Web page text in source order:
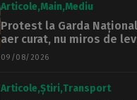
Articole Main Mediu
Protest la Garda
aer curat, nu miros de
09/08/2026
Articole Știri Transport